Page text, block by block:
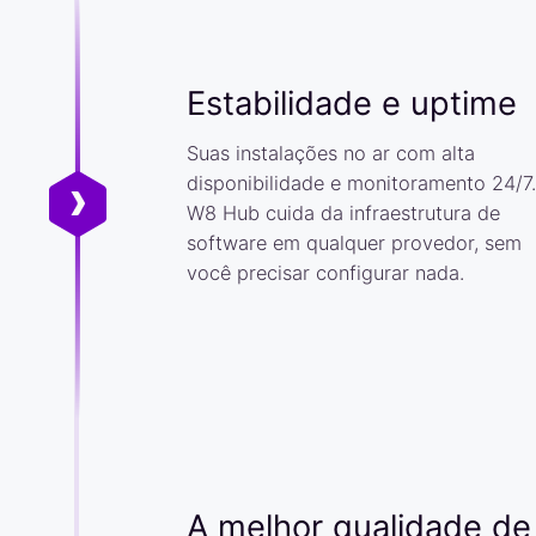
Estabilidade e uptime
Suas instalações no ar com alta
disponibilidade e monitoramento 24/
W8 Hub cuida da infraestrutura de
software em qualquer provedor, sem
você precisar configurar nada.
A melhor qualidade de